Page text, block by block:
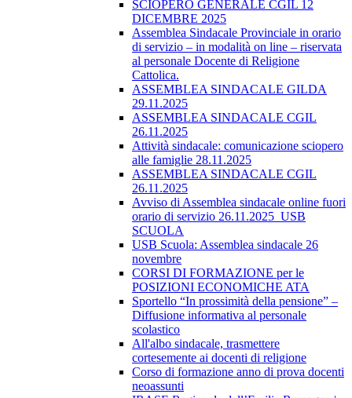
SCIOPERO GENERALE CGIL 12
DICEMBRE 2025
Assemblea Sindacale Provinciale in orario
di servizio – in modalità on line – riservata
al personale Docente di Religione
Cattolica.
ASSEMBLEA SINDACALE GILDA
29.11.2025
ASSEMBLEA SINDACALE CGIL
26.11.2025
Attività sindacale: comunicazione sciopero
alle famiglie 28.11.2025
ASSEMBLEA SINDACALE CGIL
26.11.2025
Avviso di Assemblea sindacale online fuori
orario di servizio 26.11.2025_USB
SCUOLA
USB Scuola: Assemblea sindacale 26
novembre
CORSI DI FORMAZIONE per le
POSIZIONI ECONOMICHE ATA
Sportello “In prossimità della pensione” –
Diffusione informativa al personale
scolastico
All'albo sindacale, trasmettere
cortesemente ai docenti di religione
Corso di formazione anno di prova docenti
neoassunti